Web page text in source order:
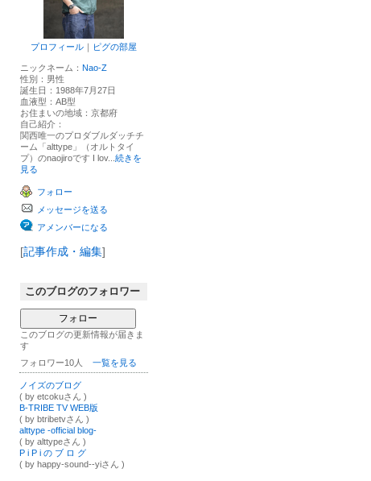
プロフィール ｜ ピグの部屋
ニックネーム： Nao-Z
性別： 男性
誕生日： 1988年7月27日
血液型： AB型
お住まいの地域： 京都府
自己紹介：
関西唯一のプロダブルダッチチ
ーム「alttype」（オルトタイ
プ）のnaojiroです I lov... 続きを
見る
フォロー
メッセージを送る
アメンバーになる
[記事作成・編集]
このブログのフォロワー
フォロー
このブログの更新情報が届きま
す
フォロワー10人
一覧を見る
ノイズのブログ
( by etcokuさん )
B-TRIBE TV WEB版
( by btribetvさん )
alttype -official blog-
( by alttypeさん )
P i P i の ブ ロ グ
( by happy-sound--yiさん )